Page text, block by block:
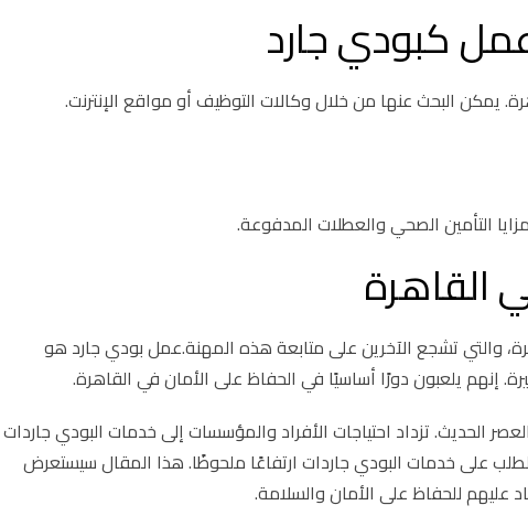
كبودي جارد
يمكن البحث عنها من خلال وكالات التوظيف أو مواقع الإنترنت.
التأمين الصحي والعطلات المدفوعة.
القاهرة
والتي تشجع الآخرين على متابعة هذه المهنة.عمل بودي جارد هو
إنهم يلعبون دورًا أساسيًا في الحفاظ على الأمان في القاهرة.
الحديث. تزداد احتياجات الأفراد والمؤسسات إلى خدمات البودي جاردات
على خدمات البودي جاردات ارتفاعًا ملحوظًا. هذا المقال سيستعرض
عليهم للحفاظ على الأمان والسلامة.